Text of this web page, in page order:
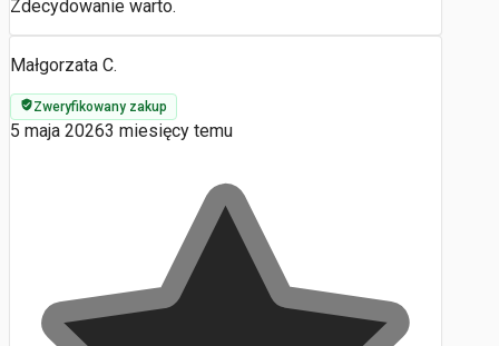
Zdecydowanie warto.
Małgorzata C.
Zweryfikowany zakup
5 maja 20263 miesięcy temu